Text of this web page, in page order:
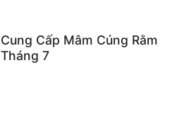
Cung Cấp Mâm Cúng Rằm
Tháng 7